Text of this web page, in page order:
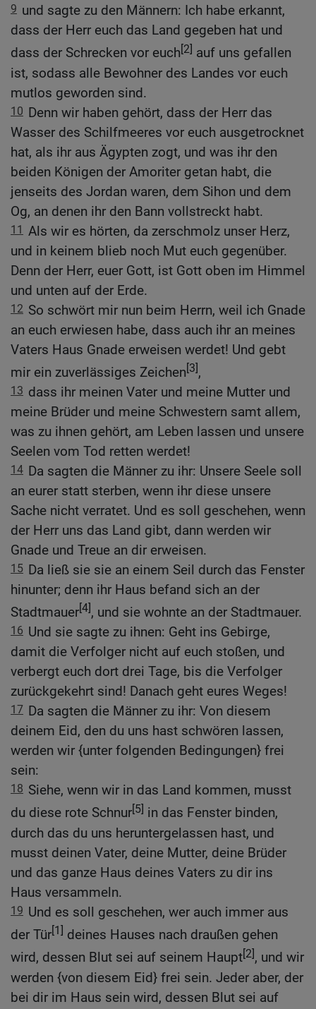
9 und sagte zu den Männern: Ich habe erkannt,
dass der Herr euch das Land gegeben hat und
dass der Schrecken vor euch[2] auf uns gefallen
ist, sodass alle Bewohner des Landes vor euch
mutlos geworden sind.
10 Denn wir haben gehört, dass der Herr das
Wasser des Schilfmeeres vor euch ausgetrocknet
hat, als ihr aus Ägypten zogt, und was ihr den
beiden Königen der Amoriter getan habt, die
jenseits des Jordan waren, dem Sihon und dem
Og, an denen ihr den Bann vollstreckt habt.
11 Als wir es hörten, da zerschmolz unser Herz,
und in keinem blieb noch Mut euch gegenüber.
Denn der Herr, euer Gott, ist Gott oben im Himmel
und unten auf der Erde.
12 So schwört mir nun beim Herrn, weil ich Gnade
an euch erwiesen habe, dass auch ihr an meines
Vaters Haus Gnade erweisen werdet! Und gebt
mir ein zuverlässiges Zeichen[3],
13 dass ihr meinen Vater und meine Mutter und
meine Brüder und meine Schwestern samt allem,
was zu ihnen gehört, am Leben lassen und unsere
Seelen vom Tod retten werdet!
14 Da sagten die Männer zu ihr: Unsere Seele soll
an eurer statt sterben, wenn ihr diese unsere
Sache nicht verratet. Und es soll geschehen, wenn
der Herr uns das Land gibt, dann werden wir
Gnade und Treue an dir erweisen.
15 Da ließ sie sie an einem Seil durch das Fenster
hinunter; denn ihr Haus befand sich an der
Stadtmauer[4], und sie wohnte an der Stadtmauer.
16 Und sie sagte zu ihnen: Geht ins Gebirge,
damit die Verfolger nicht auf euch stoßen, und
verbergt euch dort drei Tage, bis die Verfolger
zurückgekehrt sind! Danach geht eures Weges!
17 Da sagten die Männer zu ihr: Von diesem
deinem Eid, den du uns hast schwören lassen,
werden wir {unter folgenden Bedingungen} frei
sein:
18 Siehe, wenn wir in das Land kommen, musst
du diese rote Schnur[5] in das Fenster binden,
durch das du uns heruntergelassen hast, und
musst deinen Vater, deine Mutter, deine Brüder
und das ganze Haus deines Vaters zu dir ins
Haus versammeln.
19 Und es soll geschehen, wer auch immer aus
der Tür[1] deines Hauses nach draußen gehen
wird, dessen Blut sei auf seinem Haupt[2], und wir
werden {von diesem Eid} frei sein. Jeder aber, der
bei dir im Haus sein wird, dessen Blut sei auf